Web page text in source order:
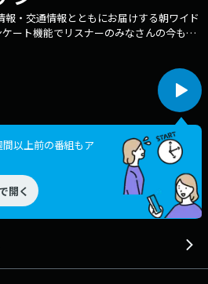
・交通情報とともにお届けする朝ワイド
ート機能でリスナーのみなさんの今も届
けてつぶやいてください。
以上前の番組もア
開く